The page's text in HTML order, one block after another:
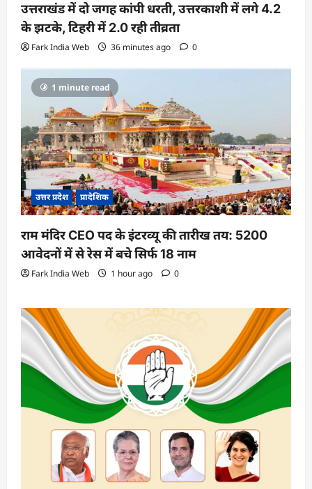
उत्तराखंड में दो जगह कांपी धरती, उत्तरकाशी में लगे 4.2
के झटके, टिहरी में 2.0 रही तीव्रता
Fark India Web 36 minutes ago 0
1 minute read
उत्तर प्रदेश प्रादेशिक
राम मंदिर CEO पद के इंटरव्यू की तारीख तय: 5200
आवेदनों में से रेस में बचे सिर्फ 18 नाम
Fark India Web 1 hour ago 0